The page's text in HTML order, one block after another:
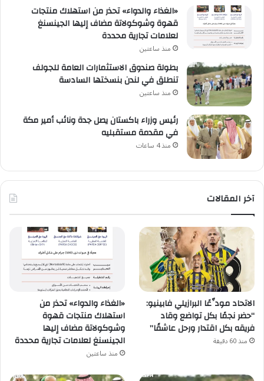
«الغذاء والدواء» تحذر من استهلاك منتجات
قهوة وشوكولاتة مضاف إليها الجينسنغ
لعلامات تجارية محددة
منذ ساعتين
بطولة صندوق الاستثمارات العامة للجولف
تنطلق في لندن بنسختها السادسة
منذ ساعتين
رئيس وزراء باكستان يصل جدة ونائب أمير مكة
في مقدمة مستقبليه
منذ 4 ساعات
آخر المقالات
الاتحاد مودِّعًا البرازيلي فابينيو:
“حضر نجمًا بكل تواضع وقاد
فريقه بكل اقتدار ورحل عاشقًا”
منذ 60 دقيقة
«الغذاء والدواء» تحذر من
استهلاك منتجات قهوة
وشوكولاتة مضاف إليها
الجينسنغ لعلامات تجارية محددة
منذ ساعتين